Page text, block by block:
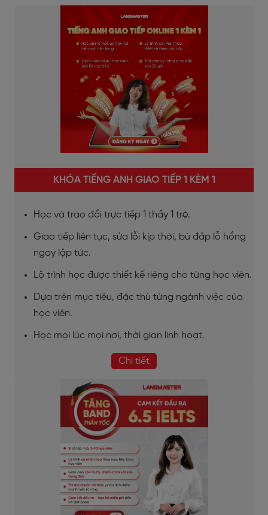
KHÓA TIẾNG ANH GIAO TIẾP 1 KÈM 1
Học và trao đổi trực tiếp 1 thầy 1 trò.
Giao tiếp liên tục, sửa lỗi kịp thời, bù đắp lỗ hổng
ngay lập tức.
Lộ trình học được thiết kế riêng cho từng học viên.
Dựa trên mục tiêu, đặc thù từng ngành việc của
học viên.
Học mọi lúc mọi nơi, thời gian linh hoạt.
Chi tiết